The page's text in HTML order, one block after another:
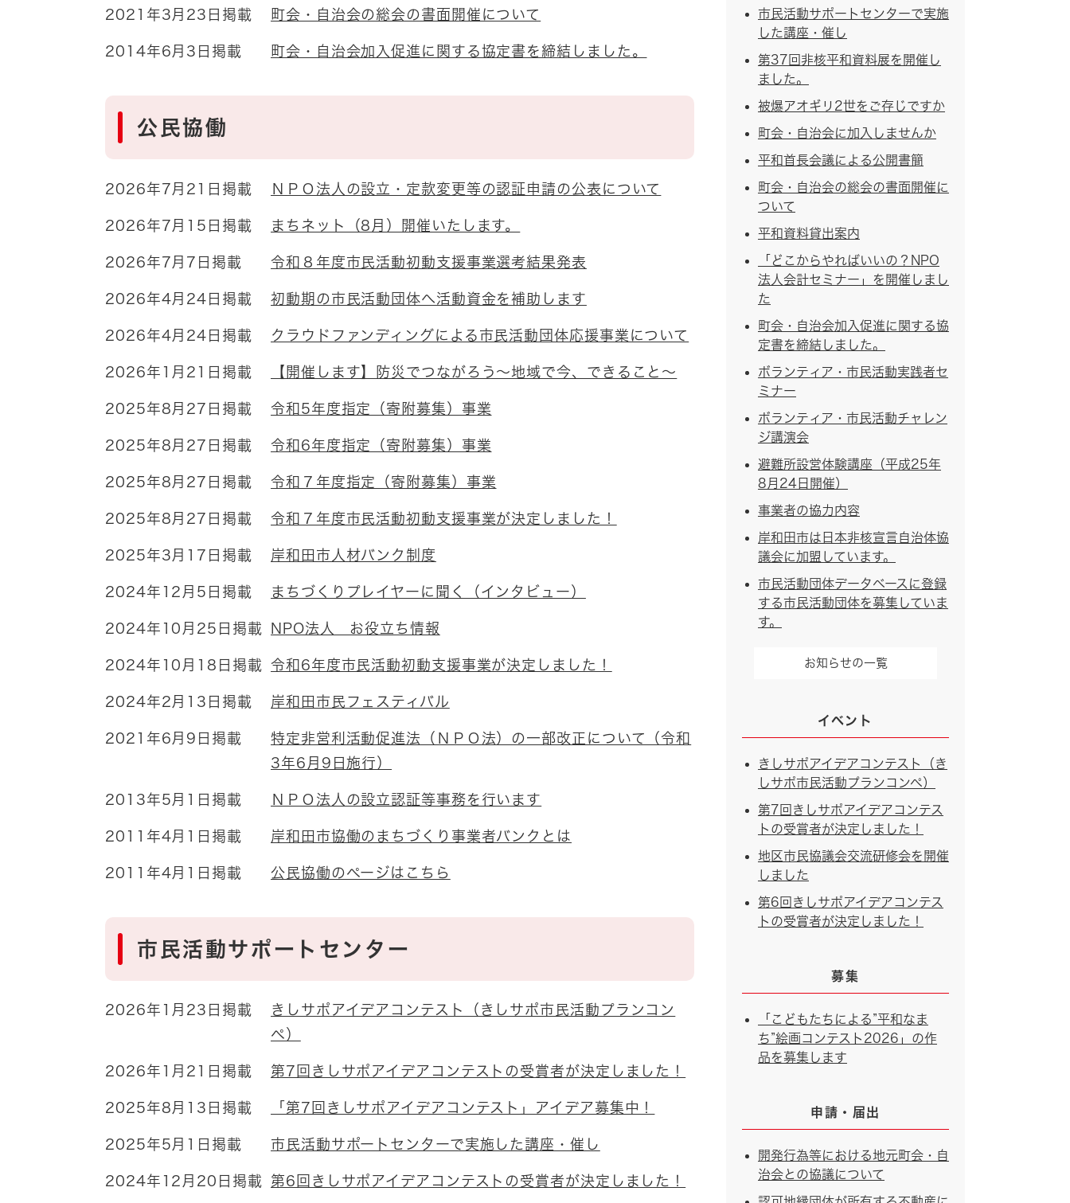
2021年3月23日掲載 町会・自治会の総会の書面開催について
2014年6月3日掲載 町会・自治会加入促進に関する協定書を締結しました。
公民協働
2026年7月21日掲載 ＮＰＯ法人の設立・定款変更等の認証申請の公表について
2026年7月15日掲載 まちネット（8月）開催いたします。
2026年7月7日掲載 令和８年度市民活動初動支援事業選考結果発表
2026年4月24日掲載 初動期の市民活動団体へ活動資金を補助します
2026年4月24日掲載 クラウドファンディングによる市民活動団体応援事業について
2026年1月21日掲載 【開催します】防災でつながろう～地域で今、できること～
2025年8月27日掲載 令和5年度指定（寄附募集）事業
2025年8月27日掲載 令和6年度指定（寄附募集）事業
2025年8月27日掲載 令和７年度指定（寄附募集）事業
2025年8月27日掲載 令和７年度市民活動初動支援事業が決定しました！
2025年3月17日掲載 岸和田市人材バンク制度
2024年12月5日掲載 まちづくりプレイヤーに聞く（インタビュー）
2024年10月25日掲載 NPO法人 お役立ち情報
2024年10月18日掲載 令和6年度市民活動初動支援事業が決定しました！
2024年2月13日掲載 岸和田市民フェスティバル
2021年6月9日掲載
特定非営利活動促進法（ＮＰＯ法）の一部改正について（令和
3年6月9日施行）
2013年5月1日掲載 ＮＰＯ法人の設立認証等事務を行います
2011年4月1日掲載 岸和田市協働のまちづくり事業者バンクとは
2011年4月1日掲載 公民協働のページはこちら
市民活動サポートセンター
2026年1月23日掲載
きしサポアイデアコンテスト（きしサポ市民活動プランコン
ペ）
2026年1月21日掲載 第7回きしサポアイデアコンテストの受賞者が決定しました！
2025年8月13日掲載 「第7回きしサポアイデアコンテスト」アイデア募集中！
2025年5月1日掲載 市民活動サポートセンターで実施した講座・催し
2024年12月20日掲載 第6回きしサポアイデアコンテストの受賞者が決定しました！
市民活動サポートセンターで実施
した講座・催し
第37回非核平和資料展を開催し
ました。
被爆アオギリ2世をご存じですか
町会・自治会に加入しませんか
平和首長会議による公開書簡
町会・自治会の総会の書面開催に
ついて
平和資料貸出案内
「どこからやればいいの？NPO
法人会計セミナー」を開催しまし
た
町会・自治会加入促進に関する協
定書を締結しました。
ボランティア・市民活動実践者セ
ミナー
ボランティア・市民活動チャレン
ジ講演会
避難所設営体験講座（平成25年
8月24日開催）
事業者の協力内容
岸和田市は日本非核宣言自治体協
議会に加盟しています。
市民活動団体データベースに登録
する市民活動団体を募集していま
す。
お知らせの一覧
イベント
きしサポアイデアコンテスト（き
しサポ市民活動プランコンペ）
第7回きしサポアイデアコンテス
トの受賞者が決定しました！
地区市民協議会交流研修会を開催
しました
第6回きしサポアイデアコンテス
トの受賞者が決定しました！
募集
「こどもたちによる”平和なま
ち”絵画コンテスト2026」の作
品を募集します
申請・届出
開発行為等における地元町会・自
治会との協議について